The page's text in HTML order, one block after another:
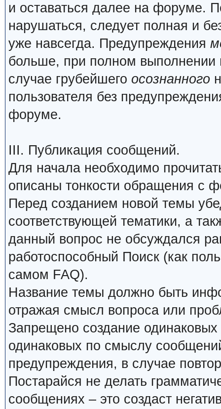
и оставаться далее на форуме.
нарушаться, следует полная и
уже навсегда. Предупреждения
больше, при полном
случае грубейшего осознанного
пользователя без
форуме.
III. Публикация сообщений.
Для начала необходимо
описаны тонкости обращения с
Перед созданием новой темы
соответствующей тематики, а
данный вопрос не обсуждался
работоспособный Поиск (как
самом FAQ).
Название темы должно быть
отражая смысл вопроса или
Запрещено создание
одинаковых по смыслу
предупреждения, в случае
Постарайся не делать
сообщениях – это создаст